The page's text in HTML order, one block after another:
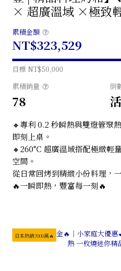
× 超廣溫域 ×極致
累積金額
NT$323,529
目標 NT$50,000
累積銷量
78
倒
🔸專利 0.2 秒瞬熱與雙燈管聚
即刻上桌。
🔸260°C 超廣溫域搭配極緻輕
空間。
從日常回烤到精緻小份料理，
🔥一瞬即熱，豐富每一刻🔥
日本熱銷7000萬🔥